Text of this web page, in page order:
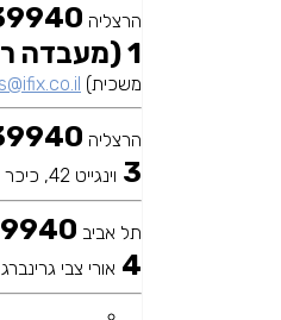
הרצליה
1 (מעבדה ראשית)
משכית)
הרצליה
3 וינגייט 42, כיכר דה שליט
תל אביב
4 אורי צבי גרינברג 25